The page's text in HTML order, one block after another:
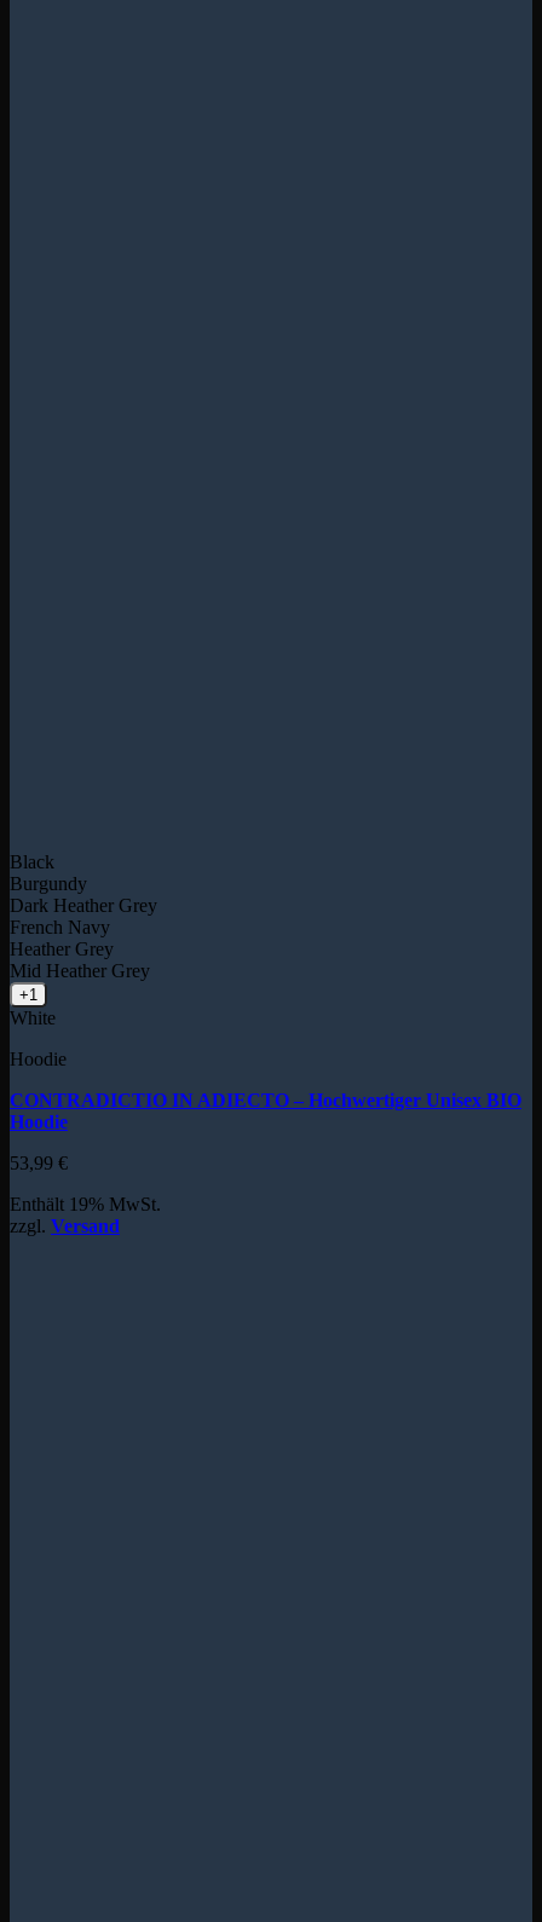
Black
Burgundy
Dark Heather Grey
French Navy
Heather Grey
Mid Heather Grey
+1
White
Hoodie
CONTRADICTIO IN ADIECTO – Hochwertiger Unisex BIO
Hoodie
53,99 €
Enthält 19% MwSt.
zzgl. Versand